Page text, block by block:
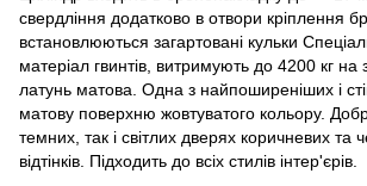
свердління додатково в отвори кріплення
встановлюються загартовані кульки
матеріал гвинтів, витримують до 4200 кг
латунь матова. Одна з найпоширеніших і
матову поверхню жовтуватого кольору.
темних, так і світлих дверях коричневих та
відтінків. Підходить до всіх стилів інтер'єрів.